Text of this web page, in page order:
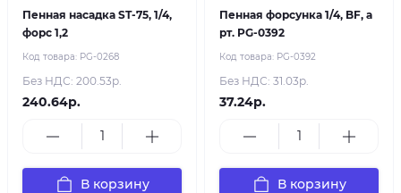
Пенная насадка ST-75, 1/4,
форс 1,2
Код товара: PG-0268
Без НДС: 200.53р.
240.64р.
В корзину
Пенная форсунка 1/4, BF, а
рт. PG-0392
Код товара: PG-0392
Без НДС: 31.03р.
37.24р.
В корзину